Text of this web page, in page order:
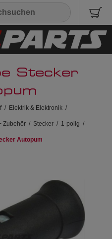
Stecker
/ Elektrik & Elektronik /
Zubehör / Stecker / 1-polig /
Autopum